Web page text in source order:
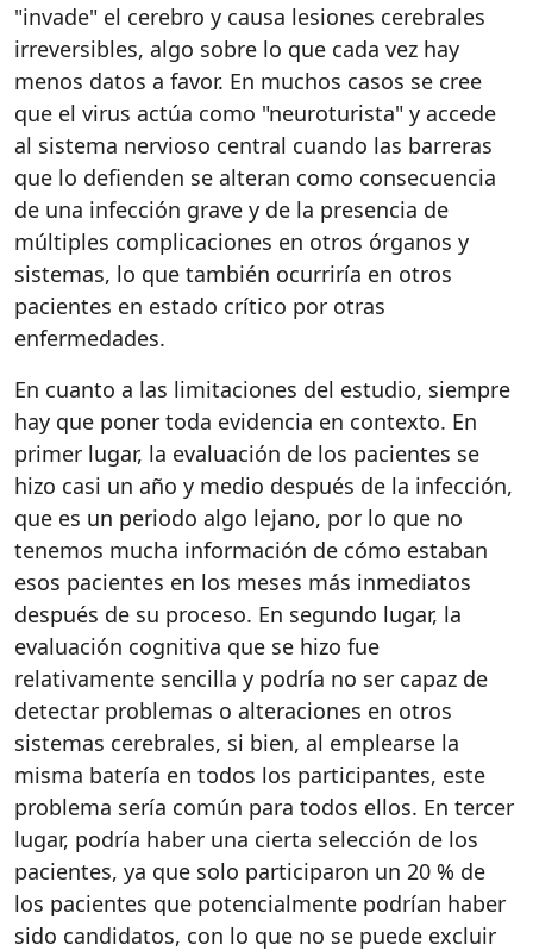
"invade" el cerebro y causa lesiones cerebrales
irreversibles, algo sobre lo que cada vez hay
menos datos a favor. En muchos casos se cree
que el virus actúa como "neuroturista" y accede
al sistema nervioso central cuando las barreras
que lo defienden se alteran como consecuencia
de una infección grave y de la presencia de
múltiples complicaciones en otros órganos y
sistemas, lo que también ocurriría en otros
pacientes en estado crítico por otras
enfermedades.
En cuanto a las limitaciones del estudio, siempre
hay que poner toda evidencia en contexto. En
primer lugar, la evaluación de los pacientes se
hizo casi un año y medio después de la infección,
que es un periodo algo lejano, por lo que no
tenemos mucha información de cómo estaban
esos pacientes en los meses más inmediatos
después de su proceso. En segundo lugar, la
evaluación cognitiva que se hizo fue
relativamente sencilla y podría no ser capaz de
detectar problemas o alteraciones en otros
sistemas cerebrales, si bien, al emplearse la
misma batería en todos los participantes, este
problema sería común para todos ellos. En tercer
lugar, podría haber una cierta selección de los
pacientes, ya que solo participaron un 20 % de
los pacientes que potencialmente podrían haber
sido candidatos, con lo que no se puede excluir